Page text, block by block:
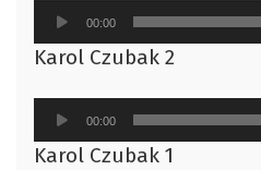
Odtwarzacz
plików
dźwiękowych
00:00
Karol Czubak 2
Odtwarzacz
plików
00:00
Karol Czubak 1